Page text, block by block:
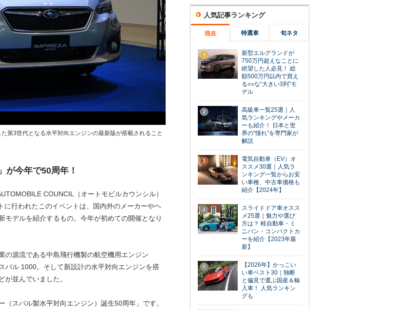
第3世代となる水平対向エンジンの最新版が搭載されること
が今年で50周年！
COUNCIL（オートモビルカウンシル）
行われたこのイベントは、国内外のメーカーやヘ
モデルを紹介するもの。今年が初めての開催となり
の源流である中島飛行機製の航空機用エンジン
バル 1000。そして新設計の水平対向エンジンを搭
並んでいました。
スバル製水平対向エンジン）誕生50周年」です。
人気記事ランキング
現在 特選車 旬ネタ
1
新型エルグランドが
750万円超えなことに
絶望した人必見！ 総
額500万円以内で買え
る○○な“大きい3列”モ
デル
2
高級車一覧25選｜人
気ランキングやメーカ
ーも紹介！ 日本と世
界の“憧れ”を専門家が
解説
3
電気自動車（EV）オ
ススメ30選｜人気ラ
ンキング一覧からお安
い車種、中古車価格も
紹介【2024年】
4
スライドドア車オスス
メ25選｜魅力や選び
方は？ 軽自動車・ミ
ニバン・コンパクトカ
ーを紹介【2023年最
新】
5
【2026年】かっこい
い車ベスト30｜独断
と偏見で選ぶ国産＆輸
入車！ 人気ランキン
グも